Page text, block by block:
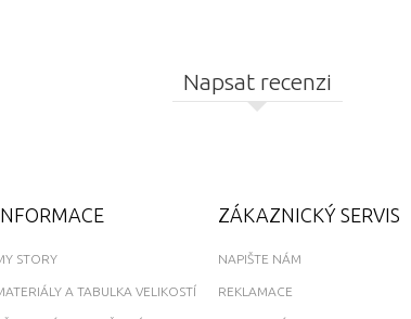
Napsat recenzi
STORY
A TABULKA VELIKOSTÍ
ZÁKAZNICKÝ SERVIS
NAPIŠTE NÁM
REKLAMACE